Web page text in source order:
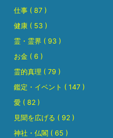
仕事 ( 87 )
健康 ( 53 )
霊・霊界 ( 93 )
お金 ( 6 )
霊的真理 ( 79 )
鑑定・イベント ( 147 )
愛 ( 82 )
見聞を広げる ( 92 )
神社・仏閣 ( 65 )